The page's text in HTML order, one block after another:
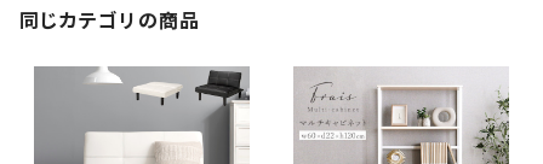
同じカテゴリの商品